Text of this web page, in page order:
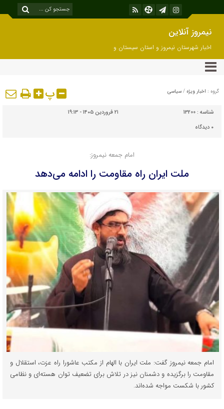
نیمروز آنلاین
اخبار شهرستان نیمروز و استان سیستان و
بلوچستان
گروه : اخبار ویژه / سیاسی پ
شناسه : 13200
۲۱ فروردین ۱۴۰۵ - ۱۹:۱۳
۰ دیدگاه
امام جمعه نیمروز:
ملت ایران راه مقاومت را ادامه می‌دهد
امام جمعه نیمروز گفت: ملت ایران با الهام از مکتب عاشورا راه عزت، استقلال و
مقاومت را برگزیده و دشمنان نیز در تلاش برای تضعیف توان هسته‌ای و نظامی
کشور با شکست مواجه شده‌اند.